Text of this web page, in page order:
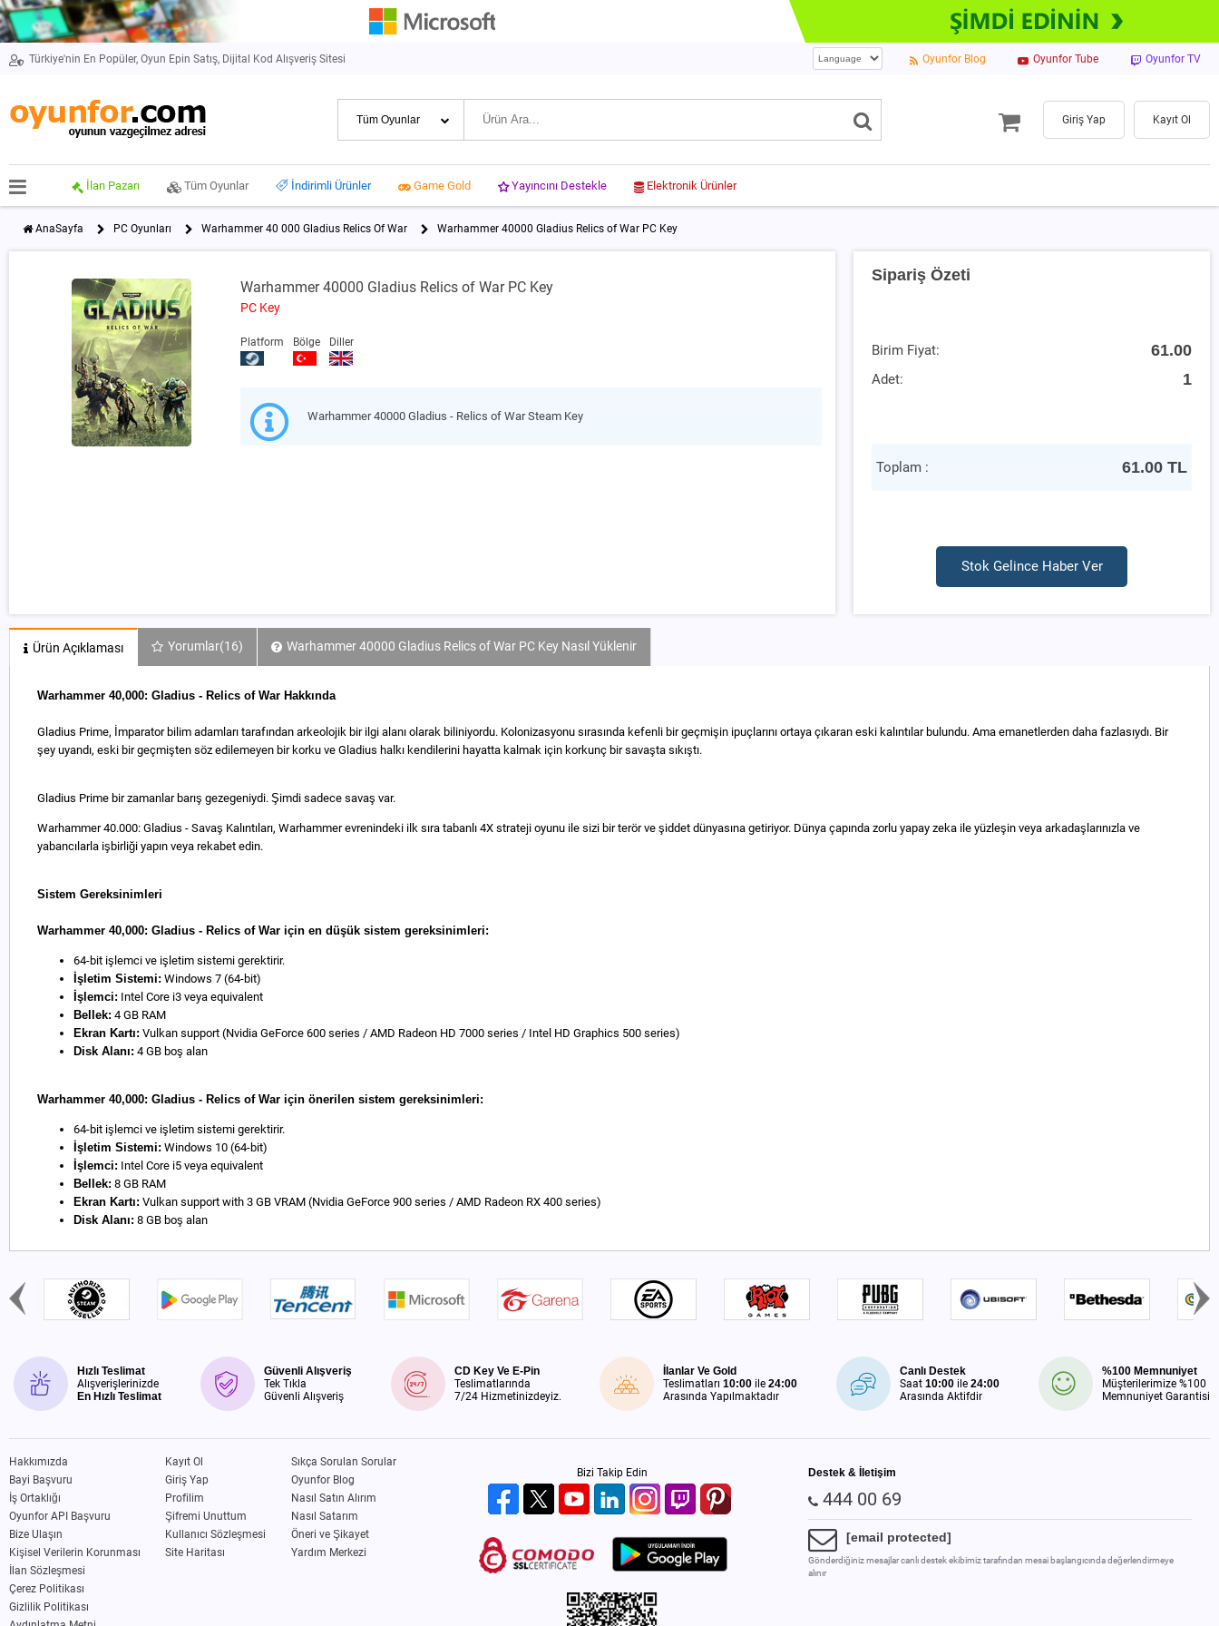
Türkiye'nin En Popüler, Oyun Epin Satış, Dijital Kod Alışveriş Sitesi Oyunfor Blog Oyunfor Tube Oyunfor TV
Giriş Yap Kayıt Ol
İlan Pazarı Tüm Oyunlar İndirimli Ürünler Game Gold Yayıncını Destekle Elektronik Ürünler
AnaSayfa PC Oyunları Warhammer 40 000 Gladius Relics Of War Warhammer 40000 Gladius Relics of War PC Key
Warhammer 40000 Gladius Relics of War PC Key
PC Key
Platform Bölge Diller
Warhammer 40000 Gladius - Relics of War Steam Key
Sipariş Özeti
Birim Fiyat: 61.00
Adet: 1
Toplam : 61.00 TL
Stok Gelince Haber Ver
Ürün Açıklaması Yorumlar(16) Warhammer 40000 Gladius Relics of War PC Key Nasıl Yüklenir
Warhammer 40,000: Gladius - Relics of War Hakkında
Gladius Prime, İmparator bilim adamları tarafından arkeolojik bir ilgi alanı olarak biliniyordu. Kolonizasyonu sırasında kefenli bir geçmişin ipuçlarını ortaya çıkaran eski kalıntılar bulundu. Ama emanetlerden daha fazlasıydı. Bir
şey uyandı, eski bir geçmişten söz edilemeyen bir korku ve Gladius halkı kendilerini hayatta kalmak için korkunç bir savaşta sıkıştı.
Gladius Prime bir zamanlar barış gezegeniydi. Şimdi sadece savaş var.
Warhammer 40.000: Gladius - Savaş Kalıntıları, Warhammer evrenindeki ilk sıra tabanlı 4X strateji oyunu ile sizi bir terör ve şiddet dünyasına getiriyor. Dünya çapında zorlu yapay zeka ile yüzleşin veya arkadaşlarınızla ve
yabancılarla işbirliği yapın veya rekabet edin.
Sistem Gereksinimleri
Warhammer 40,000: Gladius - Relics of War için en düşük sistem gereksinimleri:
64-bit işlemci ve işletim sistemi gerektirir.
İşletim Sistemi: Windows 7 (64-bit)
İşlemci: Intel Core i3 veya equivalent
Bellek: 4 GB RAM
Ekran Kartı: Vulkan support (Nvidia GeForce 600 series / AMD Radeon HD 7000 series / Intel HD Graphics 500 series)
Disk Alanı: 4 GB boş alan
Warhammer 40,000: Gladius - Relics of War için önerilen sistem gereksinimleri:
64-bit işlemci ve işletim sistemi gerektirir.
İşletim Sistemi: Windows 10 (64-bit)
İşlemci: Intel Core i5 veya equivalent
Bellek: 8 GB RAM
Ekran Kartı: Vulkan support with 3 GB VRAM (Nvidia GeForce 900 series / AMD Radeon RX 400 series)
Disk Alanı: 8 GB boş alan
Hızlı Teslimat
Alışverişlerinizde
En Hızlı Teslimat
Güvenli Alışveriş
Tek Tıkla
Güvenli Alışveriş
CD Key Ve E-Pin
Teslimatlarında
7/24 Hizmetinizdeyiz.
İlanlar Ve Gold
Teslimatları10:00 ile24:00
Arasında Yapılmaktadır
Canlı Destek
Saat10:00 ile24:00
Arasında Aktifdir
%100 Memnuniyet
Müşterilerimize %100
Memnuniyet Garantisi
Hakkımızda
Bayi Başvuru
İş Ortaklığı
Oyunfor API Başvuru
Bize Ulaşın
Kişisel Verilerin Korunması
İlan Sözleşmesi
Çerez Politikası
Gizlilik Politikası
Kayıt Ol
Giriş Yap
Profilim
Şifremi Unuttum
Kullanıcı Sözleşmesi
Site Haritası
Sıkça Sorulan Sorular
Oyunfor Blog
Nasıl Satın Alırım
Nasıl Satarım
Öneri ve Şikayet
Yardım Merkezi
Bizi Takip Edin Destek & İletişim
444 00 69
[email protected]
Gönderdiğiniz mesajlar canlı destek ekibimiz tarafından mesai başlangıcında değerlendirmeye
alınır